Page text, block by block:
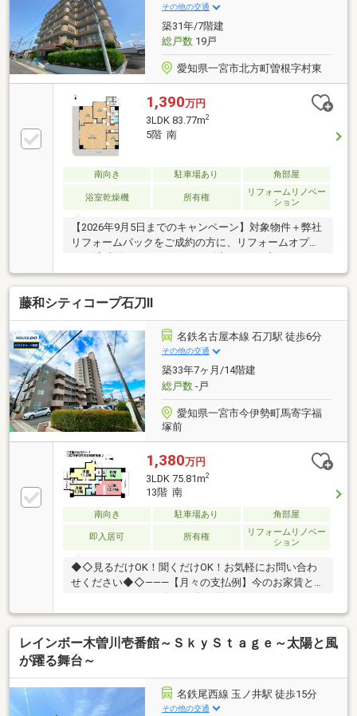
その他の交通
築31年/7階建
総戸数19戸
愛知県一宮市北方町曽根字村東
1,390万円
3LDK 83.77m2
5階 南
南向き 駐車場あり 角部屋
浴室乾燥機 所有権
リフォームリノベー
ション
【2026年9月5日までのキャンペーン】対象物件＋弊社
リフォームパックをご成約の方に、リフォームオプシ
ど)55万円分の値引プレゼント！！※100万円（税込）
以上の弊社標準工事「ラクリノ」をご契約いただいた
場合に限る■■【おすすめポイント】■■〇令和8年1月
リフォーム完了！（設備リニューアルコーティング・
全室クリーニング）〇角部屋で、陽当たり・眺望・通
風良好！〇南向きのワイドバルコニー♪〇ペット飼育
可能◎〇LDKは広々約21.8帖！全室収納完備！〇オー
トロックでセキュリティも安心◎〇JR東海道本線「木
曽川」駅まで徒歩約8分！
藤和シティコープ石刀Ⅱ
名鉄名古屋本線 石刀駅 徒歩6分
その他の交通
築33年7ヶ月/14階建
総戸数-戸
愛知県一宮市今伊勢町馬寄字福
塚前
1,380万円
3LDK 75.81m2
13階 南
南向き 駐車場あり 角部屋
即入居可 所有権
リフォームリノベー
ション
◆◇見るだけOK！聞くだけOK！お気軽にお問い合わ
せください◆◇―――【月々の支払例】今のお家賃と比
ス返済なし※諸条件等は下部支払い例に記載―――【周
辺環境】■今伊勢小学校…約1150m ■今伊勢中学校…約
1500m■ウエルシア一宮今伊勢店…約380m ■□ご希望の
住まい探しをお手伝いします□■物件の詳細、ご相談は
レインボー木曽川壱番館～ＳｋｙＳｔａｇｅ～太陽と風
が躍る舞台～
名鉄尾西線 玉ノ井駅 徒歩15分
その他の交通